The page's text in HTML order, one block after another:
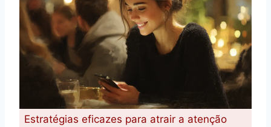
Estratégias eficazes para atrair a atenção